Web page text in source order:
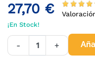
27,70 €
¡En Stock!
- +